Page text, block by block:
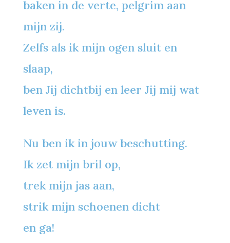
baken in de verte, pelgrim aan
mijn zij.
Zelfs als ik mijn ogen sluit en
slaap,
ben Jij dichtbij en leer Jij mij wat
leven is.
Nu ben ik in jouw beschutting.
Ik zet mijn bril op,
trek mijn jas aan,
strik mijn schoenen dicht
en ga!